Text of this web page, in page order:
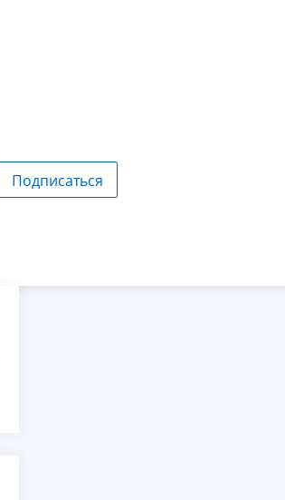
Подписаться